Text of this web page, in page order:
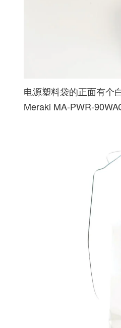
电源塑料袋的正面有个
Meraki MA-PWR-